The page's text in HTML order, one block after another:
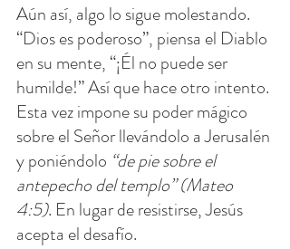
Aún así, algo lo sigue molestando.
“Dios es poderoso”, piensa el Diablo
en su mente, “¡Él no puede ser
humilde!” Así que hace otro intento.
Esta vez impone su poder mágico
sobre el Señor llevándolo a Jerusalén
y poniéndolo “de pie sobre el
antepecho del templo” (Mateo
4:5). En lugar de resistirse, Jesús
acepta el desafío.